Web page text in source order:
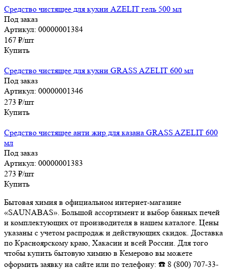
Средство чистящее для кухни AZELIT гель 500 мл
Под заказ
Артикул: 00000001384
167 ₽/шт
Купить
Средство чистящее для кухни GRASS AZELIT 600 мл
Под заказ
Артикул: 00000001346
273 ₽/шт
Купить
Средство чистящее анти жир для казана GRASS AZELIT 600
мл
Под заказ
Артикул: 00000001383
273 ₽/шт
Купить
Бытовая химия в официальном интернет-магазине
«SAUNABAS». Большой ассортимент и выбор банных печей
и комплектующих от производителя в нашем каталоге. Цены
указаны с учетом распродаж и действующих скидок. Доставка
по Красноярскому краю, Хакасии и всей России. Для того
чтобы купить бытовую химию в Кемерово вы можете
оформить заявку на сайте или по телефону: ☎️ 8 (800) 707-33-